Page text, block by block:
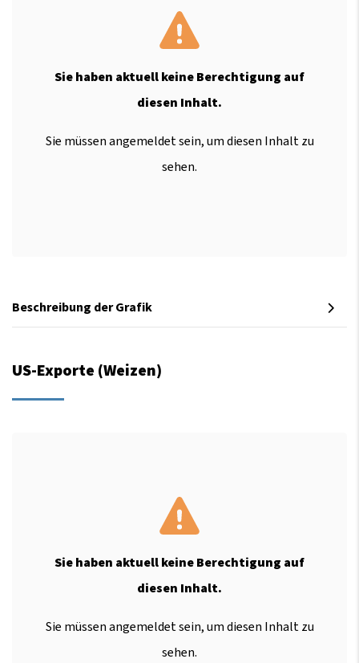
Sie haben aktuell keine Berechtigung auf
diesen Inhalt.
Sie müssen angemeldet sein, um diesen Inhalt zu
sehen.
Beschreibung der Grafik
US-Exporte (Weizen)
Sie haben aktuell keine Berechtigung auf
diesen Inhalt.
Sie müssen angemeldet sein, um diesen Inhalt zu
sehen.